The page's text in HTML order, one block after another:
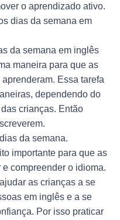
o aprendizado ativo.
dias da semana em
da semana em inglês
maneira para que as
Essa tarefa
dependendo do
crianças. Então
da semana.
importante para que as
compreender o idioma.
as crianças a se
em inglês e a se
Por isso praticar